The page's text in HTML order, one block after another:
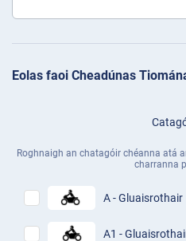
Eolas faoi Cheadúnas
Roghnaigh an chatagóir chéanna atá
charranna
A - Gluaisrothair
A1 -